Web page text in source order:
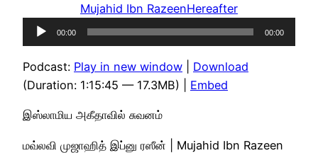
Mujahid Ibn RazeenHereafter
Audio
Player
00:00 00:00
Podcast: Play in new window
Download
(Duration: 1:15:45 — 17.3MB) | Embed
இஸ்லாமிய அகீதாவில் சுவனம்
மவ்லவி முஜாஹித் இப்னு ரஸீன் | Mujahid Ibn Razeen